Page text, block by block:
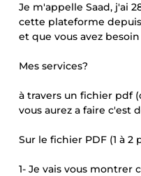
Je m'appelle Saad, j'ai
cette plateforme
et que vous avez
Mes services?
à travers un fichier pdf
vous aurez a faire c'est
Sur le fichier PDF (1 à 2
1- Je vais vous